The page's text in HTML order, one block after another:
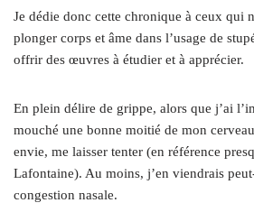
Je dédie donc cette chronique à ceux qui
plonger corps et âme dans l’usage de
offrir des œuvres à étudier et à apprécier.
En plein délire de grippe, alors que j’ai
mouché une bonne moitié de mon
envie, me laisser tenter (en référence
Lafontaine). Au moins, j’en viendrais
congestion nasale.